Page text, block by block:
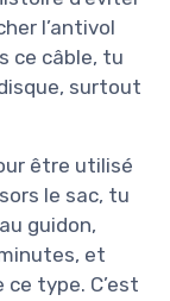
l’antivol
ce câble, tu
surtout
être utilisé
le sac, tu
guidon,
et
ce type. C’est